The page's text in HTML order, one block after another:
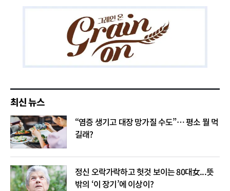
최신 뉴스
“염증 생기고 대장 망가질 수도”… 평소 뭘 먹
길래?
정신 오락가락하고 헛것 보이는 80대女...뜻
밖의 ‘이 장기’에 이상이?